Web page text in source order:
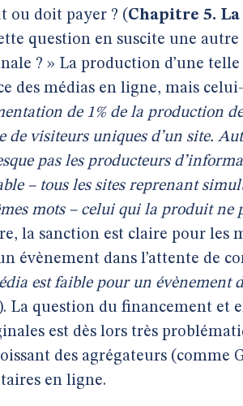
ou doit payer ? (Chapitre 5.
question en suscite une
? » La production d’une
des médias en ligne, mais
de 1% de la production
de visiteurs uniques d’un site.
pas les producteurs
– tous les sites reprenant
mots – celui qui la produit
la sanction est claire pour les
évènement dans l’attente de
est faible pour un évènement
La question du financement et
est dès lors très
des agrégateurs (comme
en ligne.